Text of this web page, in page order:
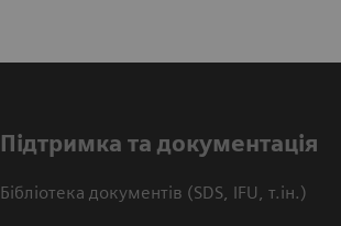
Підтримка та документація
Бібліотека документів (SDS, IFU, т.ін.)